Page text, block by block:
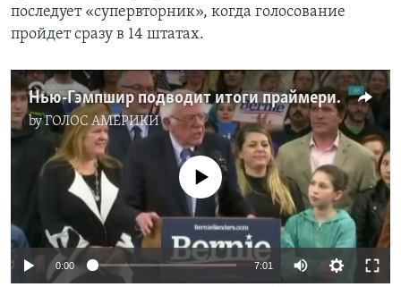
последует «супервторник», когда голосование
пройдет сразу в 14 штатах.
Нью-Гэмпшир подводит итоги праймериз
byГОЛОС АМЕРИКИ
No media source currently available
0:00 7:01